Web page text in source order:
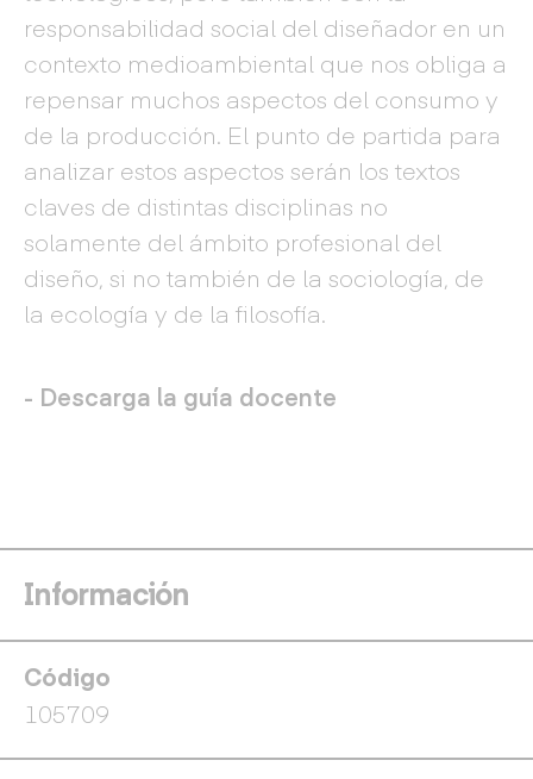
responsabilidad social del diseñador en un
contexto medioambiental que nos obliga a
repensar muchos aspectos del consumo y
de la producción. El punto de partida para
analizar estos aspectos serán los textos
claves de distintas disciplinas no
solamente del ámbito profesional del
diseño, si no también de la sociología, de
la ecología y de la filosofía.
- Descarga la guía docente
Información
Código
105709